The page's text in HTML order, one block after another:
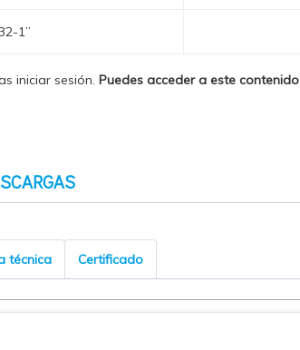
1”
iniciar sesión. Puedes acceder a este contenido
técnica Certificado